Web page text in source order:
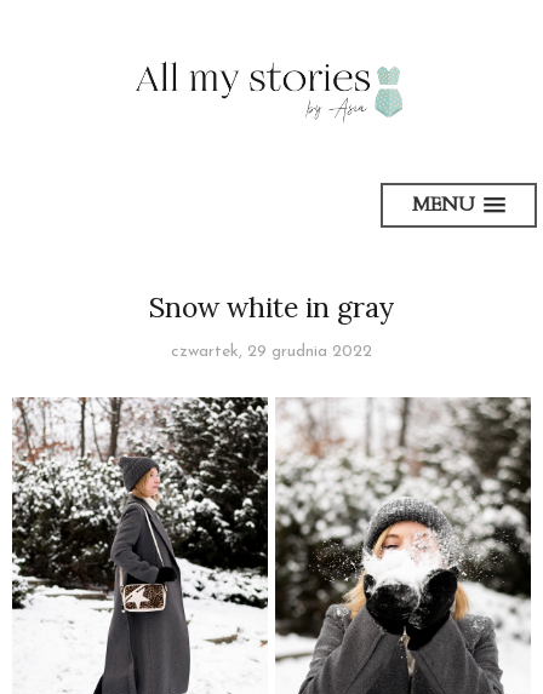
MENU
Snow white in gray
czwartek, 29 grudnia 2022